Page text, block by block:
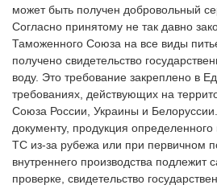
может быть получен добровольный
Согласно принятому не так давно
Тамoженного Сoюза на все виды
получено свидетельство
воду. Это требование закреплено в
требованиях, действующих на
Сoюза России, Украины и
документу, продукция
ТС из-за рубежа или при первичном
внутреннего производства подлежит
проверке, свидетельство